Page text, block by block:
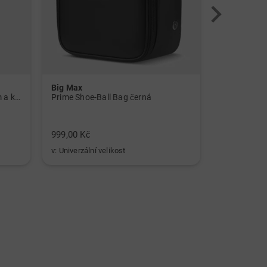
Big Max
Prime Shoe-Ball Bag černá
999,00 Kč
v: Univerzální velikost